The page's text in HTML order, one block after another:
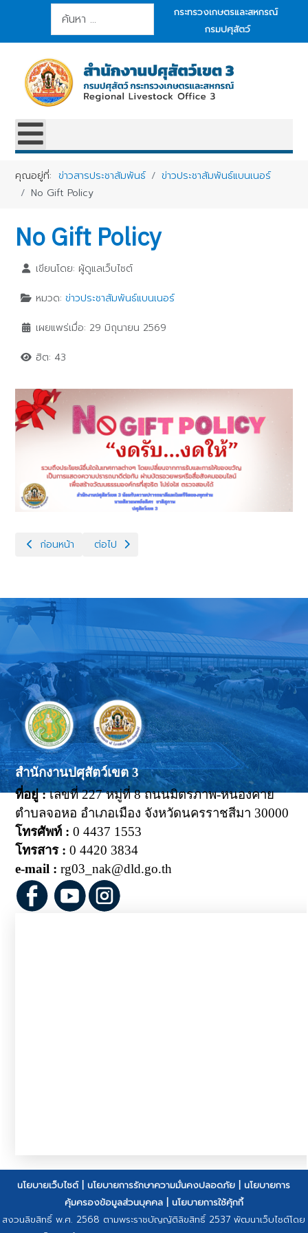
การค้นหา
กระทรวงเกษตรและสหกรณ์
กรมปศุสัตว์
คุณอยู่ที่:ข่าวสารประชาสัมพันธ์
ข่าวประชาสัมพันธ์แบนเนอร์
No Gift Policy
No Gift Policy
เขียนโดย: ผู้ดูแลเว็บไซต์
หมวด: ข่าวประชาสัมพันธ์แบนเนอร์
เผยแพร่เมื่อ: 29 มิถุนายน 2569
ฮิต: 43
เนื้อหาก่อนหน้า: Queen Sirikit2
ก่อนหน้า เนื้อหาถัดไป: corupsion
ต่อไป
สำนักงานปศุสัตว์เขต 3
ที่อยู่ :เลขที่ 227 หมู่ที่ 8 ถนนมิตรภาพ-หนองคาย
ตำบลจอหอ อำเภอเมือง จังหวัดนครราชสีมา 30000
โทรศัพท์ :0 4437 1553
โทรสาร : 0 4420 3834
e-mail :rg03_nak@dld.go.th
นโยบายเว็บไซต์|นโยบายการรักษาความมั่นคงปลอดภัย |นโยบายการ
คุ้มครองข้อมูลส่วนบุคคล| นโยบายการใช้คุ้กกี้
สงวนลิขสิทธิ์ พ.ศ. 2568 ตามพระราชบัญญัติลิขสิทธิ์ 2537 พัฒนาเว็บไซต์โดย